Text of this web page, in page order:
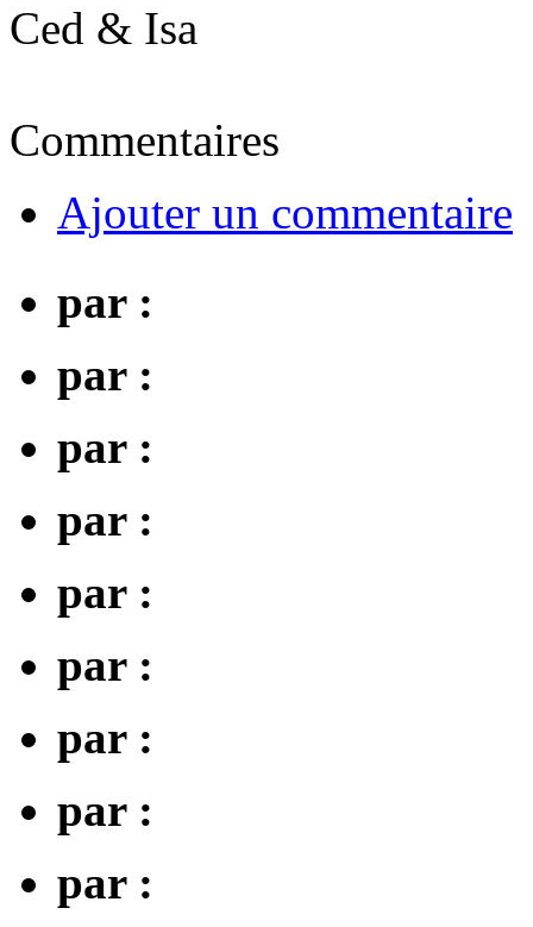
Ced & Isa
Commentaires
Ajouter un commentaire
par :
par :
par :
par :
par :
par :
par :
par :
par :